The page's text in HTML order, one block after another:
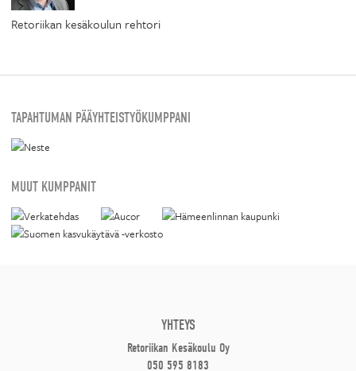
Retoriikan kesäkoulun rehtori
TAPAHTUMAN PÄÄYHTEISTYÖKUMPPANI
MUUT KUMPPANIT
YHTEYS
Retoriikan Kesäkoulu Oy
050 595 8183